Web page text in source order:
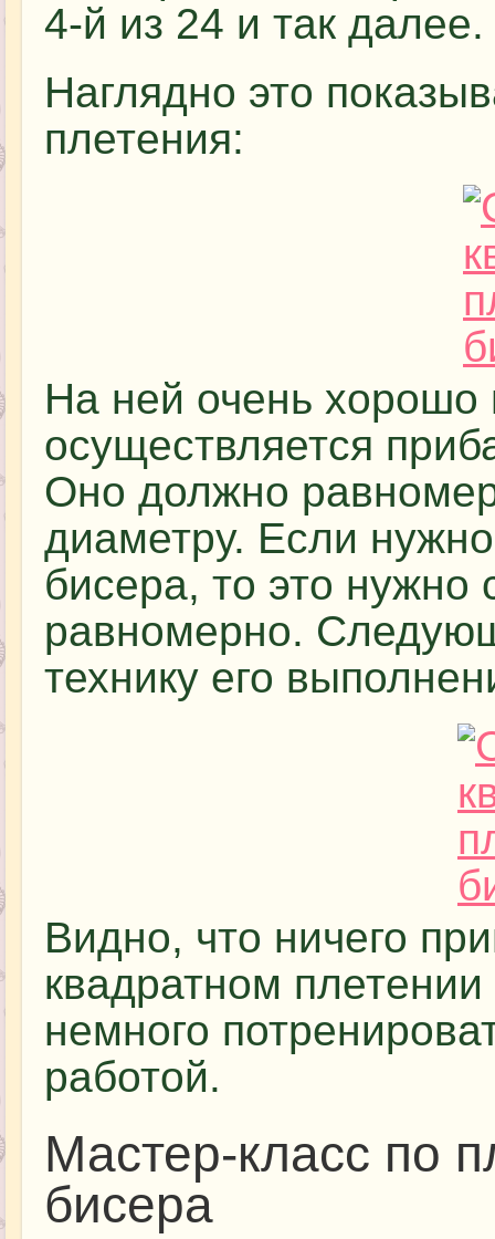
4-й из 24 и так далее.
Наглядно это
плетения:
На ней очень хорошо
осуществляется
Оно должно
диаметру. Если
бисера, то это нужно
равномерно.
технику его
Видно, что ничего
квадратном
немного
работой.
Мастер-класс по
бисера